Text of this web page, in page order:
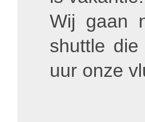
Wij gaan
shuttle
uur onze